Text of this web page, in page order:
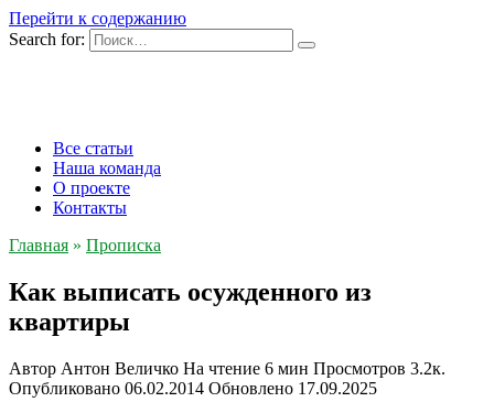
Перейти к содержанию
Search for:
Все статьи
Наша команда
О проекте
Контакты
Главная » Прописка
Как выписать осужденного из
квартиры
Автор Антон Величко На чтение 6 мин Просмотров 3.2к.
Опубликовано 06.02.2014 Обновлено 17.09.2025